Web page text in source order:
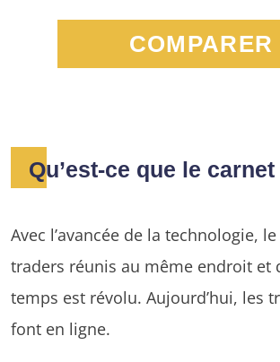
COMPARER
Qu’est-ce que le
Avec l’avancée de la technologie,
traders réunis au même endroit et
temps est révolu. Aujourd’hui, les
font en ligne.